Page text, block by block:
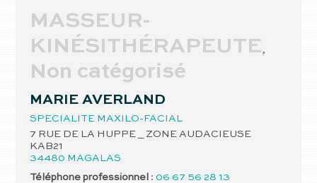
MASSEUR-
KINÉSITHÉRAPEUTE,
Non catégorisé
MARIE AVERLAND
SPECIALITE MAXILO-FACIAL
7 RUE DE LA HUPPE _ ZONE AUDACIEUSE
KAB21
34480 MAGALAS
Téléphone professionnel : 06 67 56 28 13